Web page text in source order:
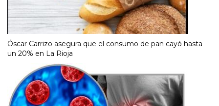
Óscar Carrizo asegura que el consumo de pan cayó hasta
un 20% en La Rioja